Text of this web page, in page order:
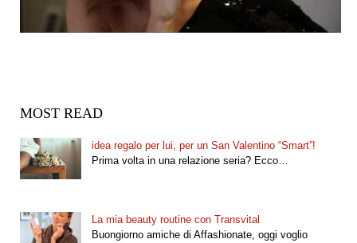
MOST READ
idea regalo per lui, per un San Valentino “Smart”!
Prima volta in una relazione seria? Ecco…
La mia beauty routine con Transvital
Buongiorno amiche di Affashionate, oggi voglio